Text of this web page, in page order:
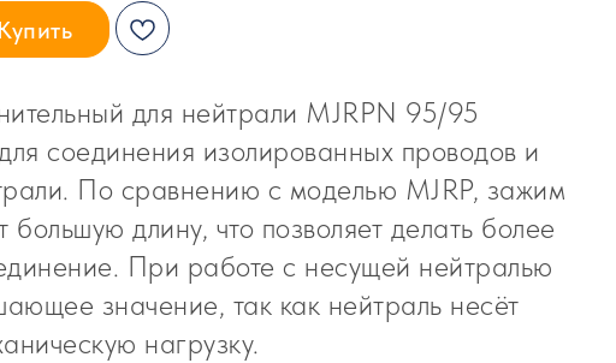
Купить
для нейтрали MJRPN 95/95
соединения изолированных проводов и
По сравнению с моделью MJRP, зажим
длину, что позволяет делать более
При работе с несущей нейтралью
значение, так как нейтраль несёт
нагрузку.